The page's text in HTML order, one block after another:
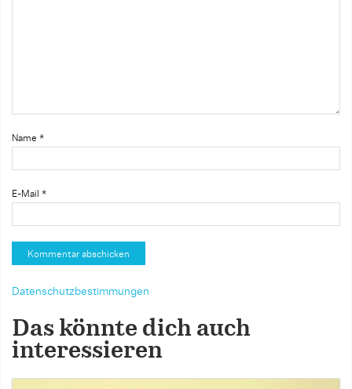
Name *
E-Mail *
Datenschutzbestimmungen
Das könnte dich auch
interessieren